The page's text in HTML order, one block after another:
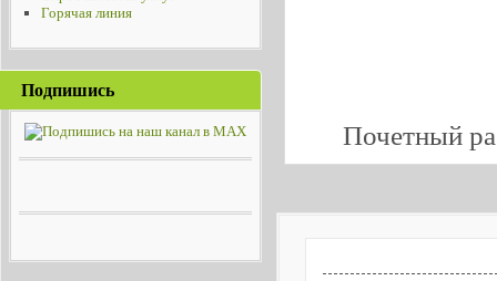
Горячая линия
Подпишись
Почетный